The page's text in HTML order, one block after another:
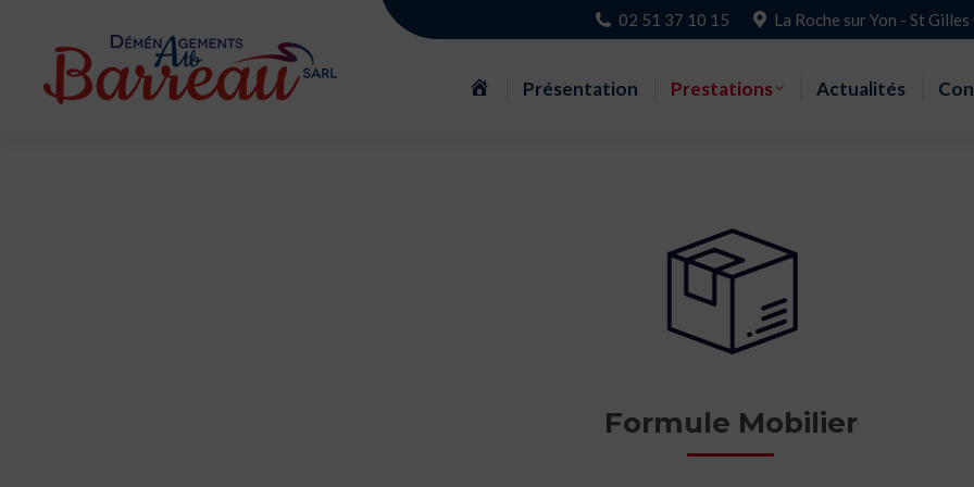
02 51 37 10 15 La Roche sur Yon - St
Accueil
Présentation Prestations Actualités
Formule Mobilier